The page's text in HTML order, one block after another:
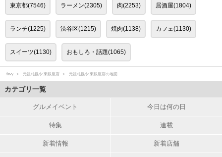
東京都(7546) ラーメン(2305) 肉(2253) 居酒屋(1804)
ランチ(1225) 渋谷区(1215) 焼肉(1138) カフェ(1130)
スイーツ(1130) おもしろ・話題(1065)
favy 元祖札幌や 東銀座店 元祖札幌や 東銀座店の地図
カテゴリ一覧
グルメイベント 今日は何の日
特集 連載
新着情報 新着店舗